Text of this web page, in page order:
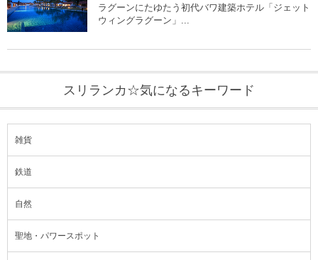
ラグーンにたゆたう初代バワ建築ホテル「ジェット
ウィングラグーン」...
スリランカ☆気になるキーワード
雑貨
鉄道
自然
聖地・パワースポット